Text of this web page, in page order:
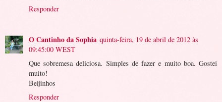
Responder
O Cantinho da Sophia quinta-feira, 19 de abril de 2012 às
09:45:00 WEST
Que sobremesa deliciosa. Simples de fazer e muito boa. Gostei
muito!
Beijinhos
Responder